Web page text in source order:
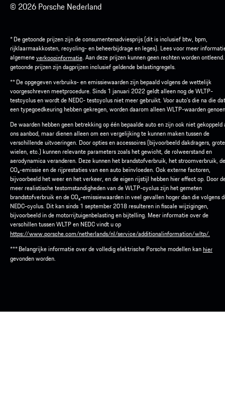
© 2026 Porsche Nederland
* De getoonde prijzen zijn de consumentenadviesprijs (dit is inclusief btw, bpm,
rijklaarmaakkosten, recycling- en beheerbijdrage en leges). Lees voor meer
algemeneverkoopinformatie. Aan deze prijzen kunnen geen rechten worden
getoonde prijzen zijn dagprijzen inclusief geldende belastingregels.
** De opgegeven verbruiks- en emissiewaarden zijn bepaald volgens de wettelijk
voorgeschreven meetprocedure. Sinds 1 januari 2022 geldt alleen nog de WLTP-
testcyclus en wordt de NEDC- testcyclus niet meer gebruikt. Voor auto’s die na die
een typegoedkeuring hebben gekregen, worden daarom alleen WLTP-waarden
De waarden hebben geen betrekking op één bepaalde auto en zijn ook niet gekoppeld
ons aanbod, maar dienen alleen om een vergelijking te kunnen maken tussen de
verschillende uitvoeringen. Door opties en accessoires (bijvoorbeeld dakdragers,
wielen, etc.) kunnen relevante parameters zoals het gewicht, de rolweerstand en
aerodynamica veranderen. Deze kunnen het brandstofverbruik, het stroomverbruik, de
CO₂-emissie en de rijprestaties van een auto beïnvloeden. Ook externe factoren,
bijvoorbeeld het weer en het verkeer, en de eigen rijstijl hebben hier effect op. Door
meer realistische testomstandigheden van de WLTP-cyclus zijn het gemeten
brandstofverbruik en de CO₂-emissiewaarden in veel gevallen hoger dan die volgens
NEDC-cyclus. Dit kan sinds 1 september 2018 resulteren in fiscale wijzigingen,
bijvoorbeeld in de motorrijtuigenbelasting en bijtelling. Meer informatie over de
verschillen tussen WLTP en NEDC vindt u op
https://www.porsche.com/netherlands/nl/service/additionalinformation/wltp/.
*** Belangrijke informatie over de volledig elektrische Porsche modellen kanhier
gevonden worden.